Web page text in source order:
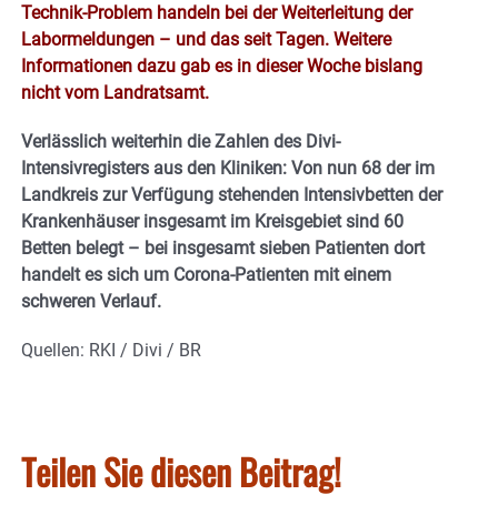
Technik-Problem handeln bei der Weiterleitung der
Labormeldungen – und das seit Tagen. Weitere
Informationen dazu gab es in dieser Woche bislang
nicht vom Landratsamt.
Verlässlich weiterhin die Zahlen des Divi-
Intensivregisters aus den Kliniken: Von nun 68 der im
Landkreis zur Verfügung stehenden Intensivbetten der
Krankenhäuser insgesamt im Kreisgebiet sind 60
Betten belegt – bei insgesamt sieben Patienten dort
handelt es sich um Corona-Patienten mit einem
schweren Verlauf.
Quellen: RKI / Divi / BR
Teilen Sie diesen Beitrag!